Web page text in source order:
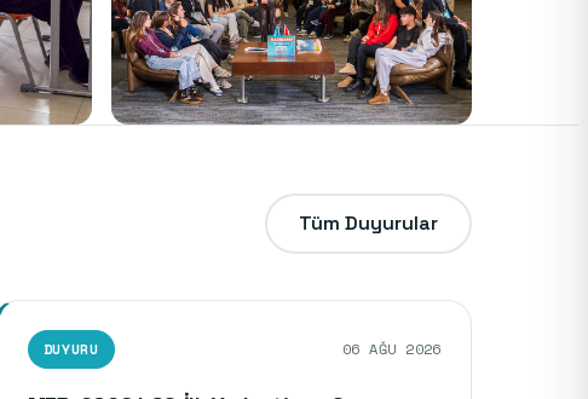
Tüm Duyurular
DUYURU 06 AĞU 2026